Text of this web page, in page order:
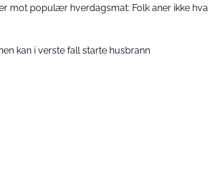
mot populær hverdagsmat: Folk aner ikke hva
kan i verste fall starte husbrann